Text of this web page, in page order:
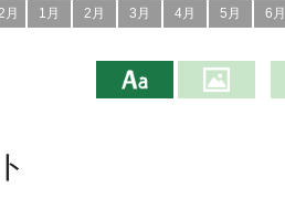
月 1月 2月 3月 4月 5月 6月